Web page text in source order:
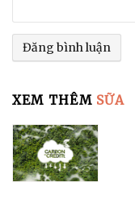
XEM THÊM SỮA